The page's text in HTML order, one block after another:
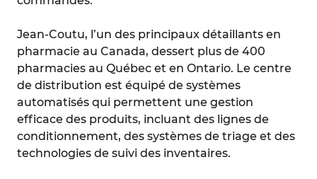
Jean-Coutu, l’un des principaux détaillants en
pharmacie au Canada, dessert plus de 400
pharmacies au Québec et en Ontario. Le centre
de distribution est équipé de systèmes
automatisés qui permettent une gestion
efficace des produits, incluant des lignes de
conditionnement, des systèmes de triage et des
technologies de suivi des inventaires.